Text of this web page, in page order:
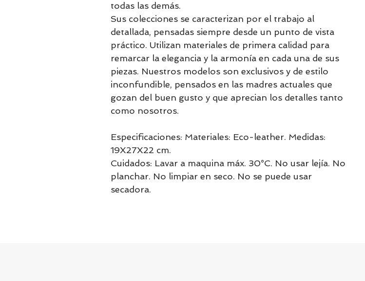
todas las demás.
Sus colecciones se caracterizan por el trabajo al
detallada, pensadas siempre desde un punto de vista
práctico. Utilizan materiales de primera calidad para
remarcar la elegancia y la armonía en cada una de sus
piezas. Nuestros modelos son exclusivos y de estilo
inconfundible, pensados en las madres actuales que
gozan del buen gusto y que aprecian los detalles tanto
como nosotros.
Especificaciones: Materiales: Eco-leather. Medidas:
19X27X22 cm.
Cuidados: Lavar a maquina máx. 30°C. No usar lejía. No
planchar. No limpiar en seco. No se puede usar
secadora.